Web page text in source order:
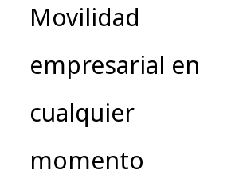
Movilidad
empresarial en
cualquier
momento